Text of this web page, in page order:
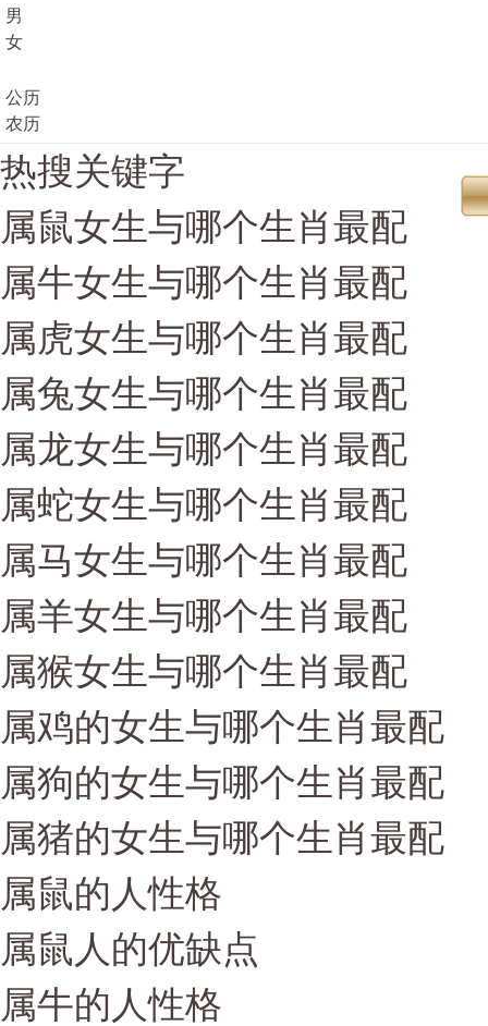
男
女
公历
农历
热搜关键字
属鼠女生与哪个生肖最配
属牛女生与哪个生肖最配
属虎女生与哪个生肖最配
属兔女生与哪个生肖最配
属龙女生与哪个生肖最配
属蛇女生与哪个生肖最配
属马女生与哪个生肖最配
属羊女生与哪个生肖最配
属猴女生与哪个生肖最配
属鸡的女生与哪个生肖最配
属狗的女生与哪个生肖最配
属猪的女生与哪个生肖最配
属鼠的人性格
属鼠人的优缺点
属牛的人性格